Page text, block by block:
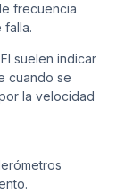
frecuencia
suelen indicar
cuando se
la velocidad